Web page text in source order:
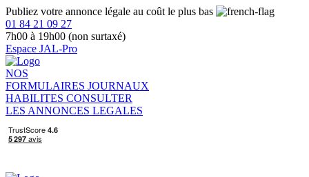
Publiez votre annonce légale au coût le plus bas
01 84 21 09 27
7h00 à 19h00 (non surtaxé)
Espace JAL-Pro
NOS
FORMULAIRES JOURNAUX
HABILITES CONSULTER
LES ANNONCES LEGALES